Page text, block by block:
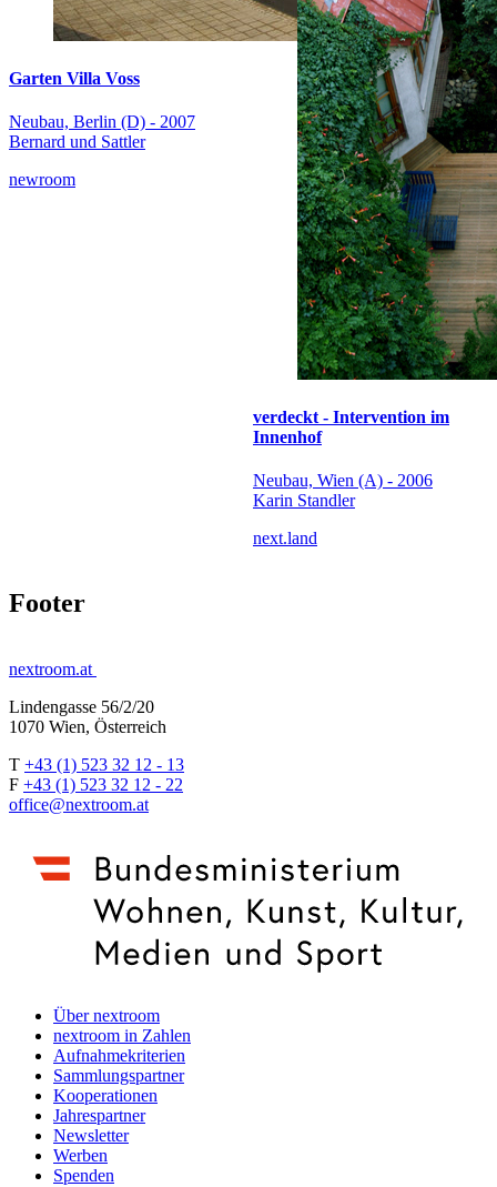
Garten Villa Voss
Neubau, Berlin (D) - 2007
Bernard und Sattler
newroom
verdeckt - Intervention im
Innenhof
Neubau, Wien (A) - 2006
Karin Standler
next.land
Footer
nextroom.at
Lindengasse 56/2/20
1070 Wien, Österreich
T +43 (1) 523 32 12 - 13
F +43 (1) 523 32 12 - 22
office@nextroom.at
Über nextroom
nextroom in Zahlen
Aufnahmekriterien
Sammlungspartner
Kooperationen
Jahrespartner
Newsletter
Werben
Spenden